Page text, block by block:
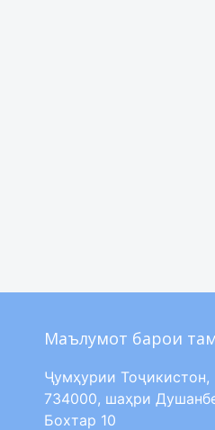
Маълумот барои
Ҷумҳурии Тоҷикистон,
734000, шаҳри
Бохтар 10